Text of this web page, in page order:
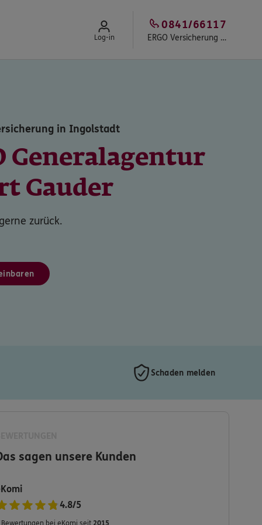
Log-in ERGO Versicherung Robert Gauder
0841/66117
in Ingolstadt
Generalagentur
Gauder
zurück.
Schaden melden
sagen unsere Kunden
4.8/5
Bewertungen bei eKomi seit 2015